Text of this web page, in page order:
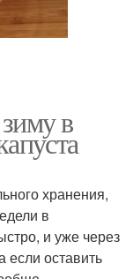
в
хранения,
в
и уже через
если оставить